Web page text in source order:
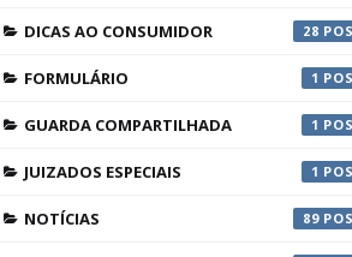
DICAS AO CONSUMIDOR 28
FORMULÁRIO 1
GUARDA COMPARTILHADA 1
JUIZADOS ESPECIAIS 1
NOTÍCIAS 89